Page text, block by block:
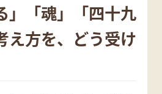
」「魂」「四十九
え方を、どう受け